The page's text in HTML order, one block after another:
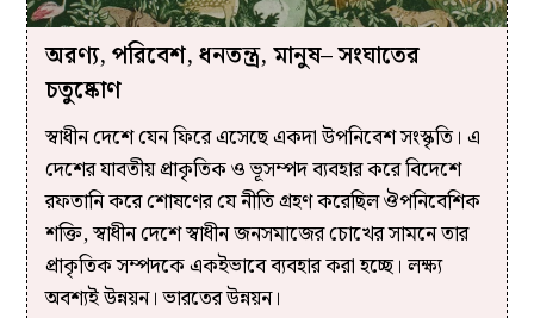
অরণ্য, পরিবেশ, ধনতন্ত্র, মানুষ– সংঘাতের
চতুষ্কোণ
স্বাধীন দেশে যেন ফিরে এসেছে একদা উপনিবেশ সংস্কৃতি। এ
দেশের যাবতীয় প্রাকৃতিক ও ভূসম্পদ ব্যবহার করে বিদেশে
রফতানি করে শোষণের যে নীতি গ্রহণ করেছিল ঔপনিবেশিক
শক্তি, স্বাধীন দেশে স্বাধীন জনসমাজের চোখের সামনে তার
প্রাকৃতিক সম্পদকে একইভাবে ব্যবহার করা হচ্ছে। লক্ষ্য
অবশ্যই উন্নয়ন। ভারতের উন্নয়ন।